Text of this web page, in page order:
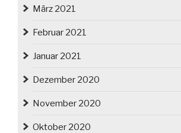
März 2021
Februar 2021
Januar 2021
Dezember 2020
November 2020
Oktober 2020